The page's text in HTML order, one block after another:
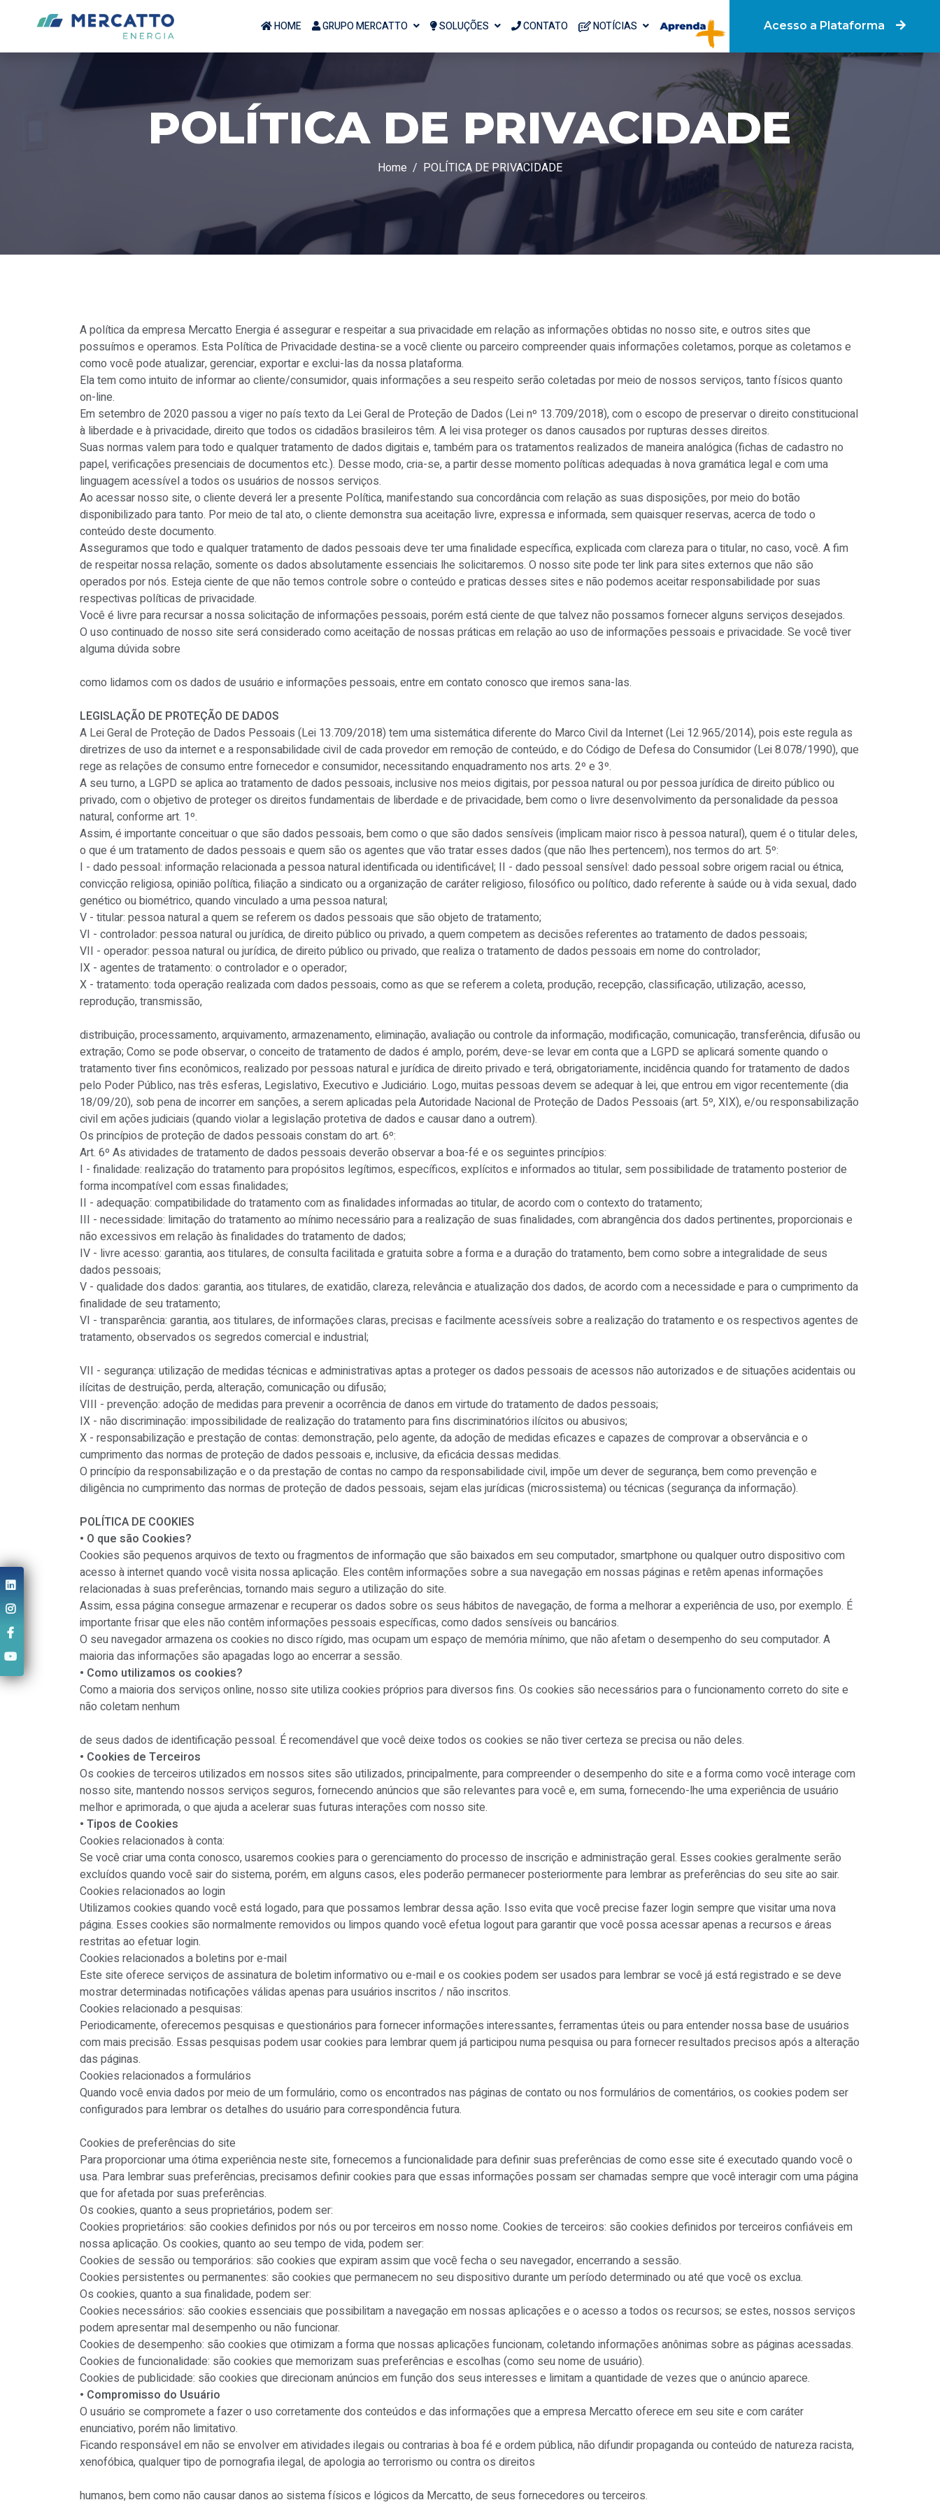
HOME GRUPO MERCATTO SOLUÇÕES CONTATO NOTÍCIAS Acesso a Plataforma
POLÍTICA DE PRIVACIDADE
Home POLÍTICA DE PRIVACIDADE
A política da empresa Mercatto Energia é assegurar e respeitar a sua privacidade em relação as informações obtidas no nosso site, e outros sites que
possuímos e operamos. Esta Política de Privacidade destina-se a você cliente ou parceiro compreender quais informações coletamos, porque as coletamos e
como você pode atualizar, gerenciar, exportar e exclui-las da nossa plataforma.
Ela tem como intuito de informar ao cliente/consumidor, quais informações a seu respeito serão coletadas por meio de nossos serviços, tanto físicos quanto
on-line.
Em setembro de 2020 passou a viger no país texto da Lei Geral de Proteção de Dados (Lei nº 13.709/2018), com o escopo de preservar o direito constitucional
à liberdade e à privacidade, direito que todos os cidadãos brasileiros têm. A lei visa proteger os danos causados por rupturas desses direitos.
Suas normas valem para todo e qualquer tratamento de dados digitais e, também para os tratamentos realizados de maneira analógica (fichas de cadastro no
papel, verificações presenciais de documentos etc.). Desse modo, cria-se, a partir desse momento políticas adequadas à nova gramática legal e com uma
linguagem acessível a todos os usuários de nossos serviços.
Ao acessar nosso site, o cliente deverá ler a presente Política, manifestando sua concordância com relação as suas disposições, por meio do botão
disponibilizado para tanto. Por meio de tal ato, o cliente demonstra sua aceitação livre, expressa e informada, sem quaisquer reservas, acerca de todo o
conteúdo deste documento.
Asseguramos que todo e qualquer tratamento de dados pessoais deve ter uma finalidade específica, explicada com clareza para o titular, no caso, você. A fim
de respeitar nossa relação, somente os dados absolutamente essenciais lhe solicitaremos. O nosso site pode ter link para sites externos que não são
operados por nós. Esteja ciente de que não temos controle sobre o conteúdo e praticas desses sites e não podemos aceitar responsabilidade por suas
respectivas políticas de privacidade.
Você é livre para recursar a nossa solicitação de informações pessoais, porém está ciente de que talvez não possamos fornecer alguns serviços desejados.
O uso continuado de nosso site será considerado como aceitação de nossas práticas em relação ao uso de informações pessoais e privacidade. Se você tiver
alguma dúvida sobre
como lidamos com os dados de usuário e informações pessoais, entre em contato conosco que iremos sana-las.
LEGISLAÇÃO DE PROTEÇÃO DE DADOS
A Lei Geral de Proteção de Dados Pessoais (Lei 13.709/2018) tem uma sistemática diferente do Marco Civil da Internet (Lei 12.965/2014), pois este regula as
diretrizes de uso da internet e a responsabilidade civil de cada provedor em remoção de conteúdo, e do Código de Defesa do Consumidor (Lei 8.078/1990), que
rege as relações de consumo entre fornecedor e consumidor, necessitando enquadramento nos arts. 2º e 3º.
A seu turno, a LGPD se aplica ao tratamento de dados pessoais, inclusive nos meios digitais, por pessoa natural ou por pessoa jurídica de direito público ou
privado, com o objetivo de proteger os direitos fundamentais de liberdade e de privacidade, bem como o livre desenvolvimento da personalidade da pessoa
natural, conforme art. 1º.
Assim, é importante conceituar o que são dados pessoais, bem como o que são dados sensíveis (implicam maior risco à pessoa natural), quem é o titular deles,
o que é um tratamento de dados pessoais e quem são os agentes que vão tratar esses dados (que não lhes pertencem), nos termos do art. 5º:
I - dado pessoal: informação relacionada a pessoa natural identificada ou identificável; II - dado pessoal sensível: dado pessoal sobre origem racial ou étnica,
convicção religiosa, opinião política, filiação a sindicato ou a organização de caráter religioso, filosófico ou político, dado referente à saúde ou à vida sexual, dado
genético ou biométrico, quando vinculado a uma pessoa natural;
V - titular: pessoa natural a quem se referem os dados pessoais que são objeto de tratamento;
VI - controlador: pessoa natural ou jurídica, de direito público ou privado, a quem competem as decisões referentes ao tratamento de dados pessoais;
VII - operador: pessoa natural ou jurídica, de direito público ou privado, que realiza o tratamento de dados pessoais em nome do controlador;
IX - agentes de tratamento: o controlador e o operador;
X - tratamento: toda operação realizada com dados pessoais, como as que se referem a coleta, produção, recepção, classificação, utilização, acesso,
reprodução, transmissão,
distribuição, processamento, arquivamento, armazenamento, eliminação, avaliação ou controle da informação, modificação, comunicação, transferência, difusão ou
extração; Como se pode observar, o conceito de tratamento de dados é amplo, porém, deve-se levar em conta que a LGPD se aplicará somente quando o
tratamento tiver fins econômicos, realizado por pessoas natural e jurídica de direito privado e terá, obrigatoriamente, incidência quando for tratamento de dados
pelo Poder Público, nas três esferas, Legislativo, Executivo e Judiciário. Logo, muitas pessoas devem se adequar à lei, que entrou em vigor recentemente (dia
18/09/20), sob pena de incorrer em sanções, a serem aplicadas pela Autoridade Nacional de Proteção de Dados Pessoais (art. 5º, XIX), e/ou responsabilização
civil em ações judiciais (quando violar a legislação protetiva de dados e causar dano a outrem).
Os princípios de proteção de dados pessoais constam do art. 6º:
Art. 6º As atividades de tratamento de dados pessoais deverão observar a boa-fé e os seguintes princípios:
I - finalidade: realização do tratamento para propósitos legítimos, específicos, explícitos e informados ao titular, sem possibilidade de tratamento posterior de
forma incompatível com essas finalidades;
II - adequação: compatibilidade do tratamento com as finalidades informadas ao titular, de acordo com o contexto do tratamento;
III - necessidade: limitação do tratamento ao mínimo necessário para a realização de suas finalidades, com abrangência dos dados pertinentes, proporcionais e
não excessivos em relação às finalidades do tratamento de dados;
IV - livre acesso: garantia, aos titulares, de consulta facilitada e gratuita sobre a forma e a duração do tratamento, bem como sobre a integralidade de seus
dados pessoais;
V - qualidade dos dados: garantia, aos titulares, de exatidão, clareza, relevância e atualização dos dados, de acordo com a necessidade e para o cumprimento da
finalidade de seu tratamento;
VI - transparência: garantia, aos titulares, de informações claras, precisas e facilmente acessíveis sobre a realização do tratamento e os respectivos agentes de
tratamento, observados os segredos comercial e industrial;
VII - segurança: utilização de medidas técnicas e administrativas aptas a proteger os dados pessoais de acessos não autorizados e de situações acidentais ou
ilícitas de destruição, perda, alteração, comunicação ou difusão;
VIII - prevenção: adoção de medidas para prevenir a ocorrência de danos em virtude do tratamento de dados pessoais;
IX - não discriminação: impossibilidade de realização do tratamento para fins discriminatórios ilícitos ou abusivos;
X - responsabilização e prestação de contas: demonstração, pelo agente, da adoção de medidas eficazes e capazes de comprovar a observância e o
cumprimento das normas de proteção de dados pessoais e, inclusive, da eficácia dessas medidas.
O princípio da responsabilização e o da prestação de contas no campo da responsabilidade civil, impõe um dever de segurança, bem como prevenção e
diligência no cumprimento das normas de proteção de dados pessoais, sejam elas jurídicas (microssistema) ou técnicas (segurança da informação).
POLÍTICA DE COOKIES
• O que são Cookies?
Cookies são pequenos arquivos de texto ou fragmentos de informação que são baixados em seu computador, smartphone ou qualquer outro dispositivo com
acesso à internet quando você visita nossa aplicação. Eles contêm informações sobre a sua navegação em nossas páginas e retêm apenas informações
relacionadas à suas preferências, tornando mais seguro a utilização do site.
Assim, essa página consegue armazenar e recuperar os dados sobre os seus hábitos de navegação, de forma a melhorar a experiência de uso, por exemplo. É
importante frisar que eles não contêm informações pessoais específicas, como dados sensíveis ou bancários.
O seu navegador armazena os cookies no disco rígido, mas ocupam um espaço de memória mínimo, que não afetam o desempenho do seu computador. A
maioria das informações são apagadas logo ao encerrar a sessão.
• Como utilizamos os cookies?
Como a maioria dos serviços online, nosso site utiliza cookies próprios para diversos fins. Os cookies são necessários para o funcionamento correto do site e
não coletam nenhum
de seus dados de identificação pessoal. É recomendável que você deixe todos os cookies se não tiver certeza se precisa ou não deles.
• Cookies de Terceiros
Os cookies de terceiros utilizados em nossos sites são utilizados, principalmente, para compreender o desempenho do site e a forma como você interage com
nosso site, mantendo nossos serviços seguros, fornecendo anúncios que são relevantes para você e, em suma, fornecendo-lhe uma experiência de usuário
melhor e aprimorada, o que ajuda a acelerar suas futuras interações com nosso site.
• Tipos de Cookies
Cookies relacionados à conta:
Se você criar uma conta conosco, usaremos cookies para o gerenciamento do processo de inscrição e administração geral. Esses cookies geralmente serão
excluídos quando você sair do sistema, porém, em alguns casos, eles poderão permanecer posteriormente para lembrar as preferências do seu site ao sair.
Cookies relacionados ao login
Utilizamos cookies quando você está logado, para que possamos lembrar dessa ação. Isso evita que você precise fazer login sempre que visitar uma nova
página. Esses cookies são normalmente removidos ou limpos quando você efetua logout para garantir que você possa acessar apenas a recursos e áreas
restritas ao efetuar login.
Cookies relacionados a boletins por e-mail
Este site oferece serviços de assinatura de boletim informativo ou e-mail e os cookies podem ser usados para lembrar se você já está registrado e se deve
mostrar determinadas notificações válidas apenas para usuários inscritos / não inscritos.
Cookies relacionado a pesquisas:
Periodicamente, oferecemos pesquisas e questionários para fornecer informações interessantes, ferramentas úteis ou para entender nossa base de usuários
com mais precisão. Essas pesquisas podem usar cookies para lembrar quem já participou numa pesquisa ou para fornecer resultados precisos após a alteração
das páginas.
Cookies relacionados a formulários
Quando você envia dados por meio de um formulário, como os encontrados nas páginas de contato ou nos formulários de comentários, os cookies podem ser
configurados para lembrar os detalhes do usuário para correspondência futura.
Cookies de preferências do site
Para proporcionar uma ótima experiência neste site, fornecemos a funcionalidade para definir suas preferências de como esse site é executado quando você o
usa. Para lembrar suas preferências, precisamos definir cookies para que essas informações possam ser chamadas sempre que você interagir com uma página
que for afetada por suas preferências.
Os cookies, quanto a seus proprietários, podem ser:
Cookies proprietários: são cookies definidos por nós ou por terceiros em nosso nome. Cookies de terceiros: são cookies definidos por terceiros confiáveis em
nossa aplicação. Os cookies, quanto ao seu tempo de vida, podem ser:
Cookies de sessão ou temporários: são cookies que expiram assim que você fecha o seu navegador, encerrando a sessão.
Cookies persistentes ou permanentes: são cookies que permanecem no seu dispositivo durante um período determinado ou até que você os exclua.
Os cookies, quanto a sua finalidade, podem ser:
Cookies necessários: são cookies essenciais que possibilitam a navegação em nossas aplicações e o acesso a todos os recursos; se estes, nossos serviços
podem apresentar mal desempenho ou não funcionar.
Cookies de desempenho: são cookies que otimizam a forma que nossas aplicações funcionam, coletando informações anônimas sobre as páginas acessadas.
Cookies de funcionalidade: são cookies que memorizam suas preferências e escolhas (como seu nome de usuário).
Cookies de publicidade: são cookies que direcionam anúncios em função dos seus interesses e limitam a quantidade de vezes que o anúncio aparece.
• Compromisso do Usuário
O usuário se compromete a fazer o uso corretamente dos conteúdos e das informações que a empresa Mercatto oferece em seu site e com caráter
enunciativo, porém não limitativo.
Ficando responsável em não se envolver em atividades ilegais ou contrarias à boa fé e ordem pública, não difundir propaganda ou conteúdo de natureza racista,
xenofóbica, qualquer tipo de pornografia ilegal, de apologia ao terrorismo ou contra os direitos
humanos, bem como não causar danos ao sistema físicos e lógicos da Mercatto, de seus fornecedores ou terceiros.